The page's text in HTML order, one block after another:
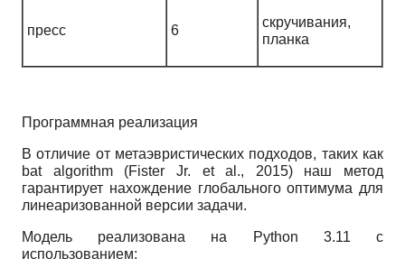
пресс 6
скручивания,
планка
Программная реализация
В отличие от метаэвристических подходов, таких как
bat algorithm (Fister Jr. et al., 2015) наш метод
гарантирует нахождение глобального оптимума для
линеаризованной версии задачи.
Модель реализована на Python 3.11 с
использованием: